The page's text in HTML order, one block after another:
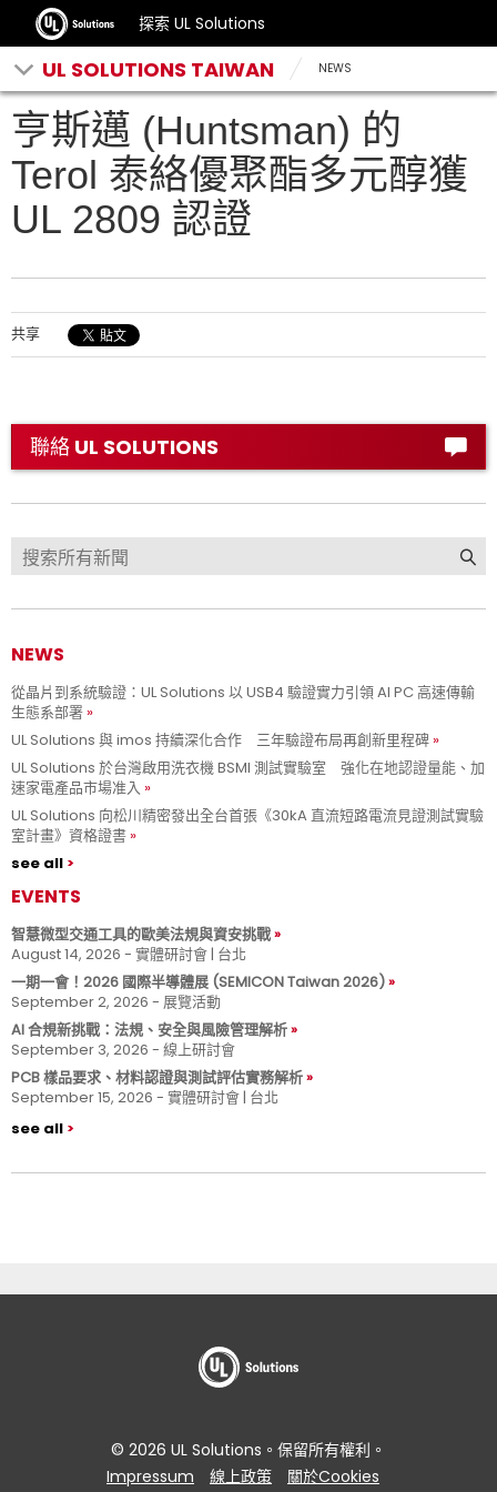
探索 UL Solutions
UL SOLUTIONS TAIWAN NEWS
亨斯邁 (Huntsman) 的
Terol 泰絡優聚酯多元醇獲
UL 2809 認證
共享
聯絡 UL SOLUTIONS
NEWS
從晶片到系統驗證：UL Solutions 以 USB4 驗證實力引領 AI PC 高速傳輸
生態系部署
UL Solutions 與 imos 持續深化合作 三年驗證布局再創新里程碑
UL Solutions 於台灣啟用洗衣機 BSMI 測試實驗室 強化在地認證量能、加
速家電產品市場准入
UL Solutions 向松川精密發出全台首張《30kA 直流短路電流見證測試實驗
室計畫》資格證書
see all
EVENTS
智慧微型交通工具的歐美法規與資安挑戰
August 14, 2026 - 實體研討會 | 台北
一期一會！2026 國際半導體展 (SEMICON Taiwan 2026)
September 2, 2026 - 展覽活動
AI 合規新挑戰：法規、安全與風險管理解析
September 3, 2026 - 線上研討會
PCB 樣品要求、材料認證與測試評估實務解析
September 15, 2026 - 實體研討會 | 台北
see all
© 2026 UL Solutions。保留所有權利。
Impressum
線上政策 關於Cookies